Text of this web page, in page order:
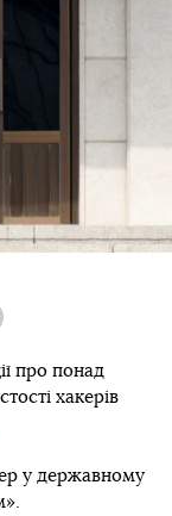
про понад
хакерів
у державному